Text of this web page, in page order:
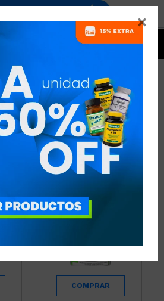

STAR NUTRITION
QUITAR FILTROS
RECOMENDADOS